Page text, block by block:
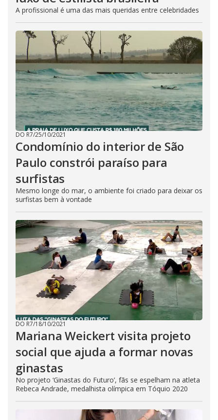
A profissional é uma das mais queridas entre celebridades
DO R7/25/10/2021
Condomínio do interior de São
Paulo constrói paraíso para
surfistas
Mesmo longe do mar, o ambiente foi criado para deixar os
surfistas bem à vontade
DO R7/18/10/2021
Mariana Weickert visita projeto
social que ajuda a formar novas
ginastas
No projeto ‘Ginastas do Futuro’, fãs se espelham na atleta
Rebeca Andrade, medalhista olímpica em Tóquio 2020